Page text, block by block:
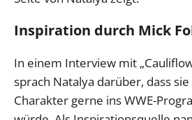
Inspiration durch Mick
In einem Interview mit
sprach Natalya darüber, dass sie
Charakter gerne ins WWE-